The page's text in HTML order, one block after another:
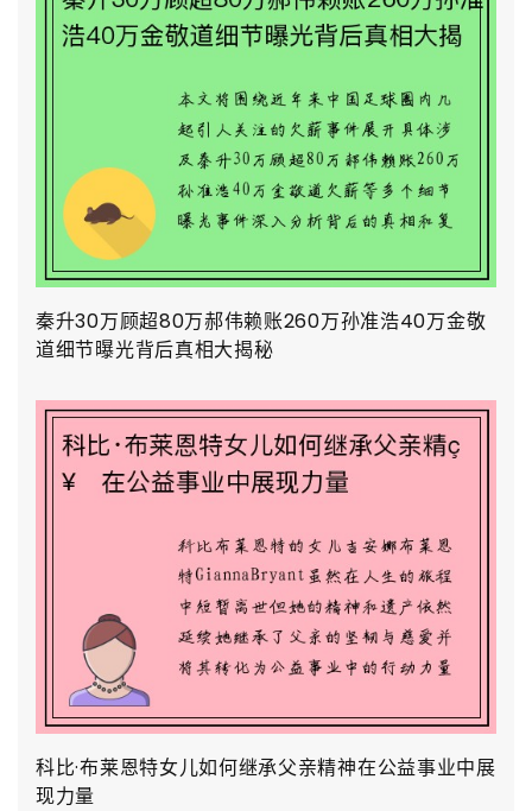
秦升30万顾超80万郝伟赖账260万孙准浩40万金敬
道细节曝光背后真相大揭秘
科比·布莱恩特女儿如何继承父亲精神在公益事业中展
现力量